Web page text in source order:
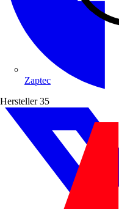
Zaptec
Hersteller 35